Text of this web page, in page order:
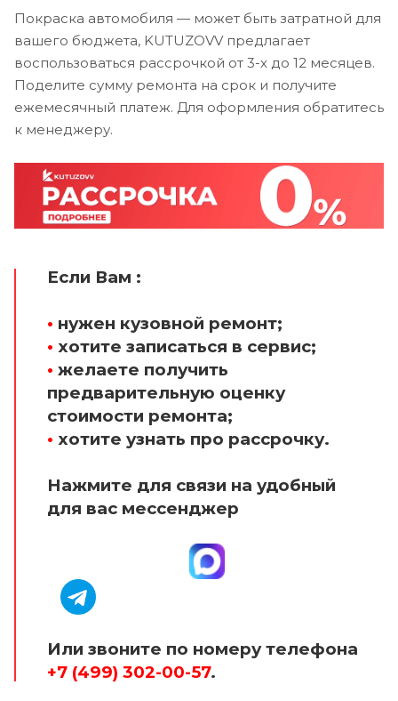
Покраска автомобиля — может быть затратной для
вашего бюджета, KUTUZOVV предлагает
воспользоваться рассрочкой от 3-х до 12 месяцев.
Поделите сумму ремонта на срок и получите
ежемесячный платеж. Для оформления обратитесь
к менеджеру.
Если Вам :
• нужен кузовной ремонт;
• хотите записаться в сервис;
• желаете получить
предварительную оценку
стоимости ремонта;
• хотите узнать про рассрочку.
Нажмите для связи на удобный
для вас мессенджер
Или звоните по номеру телефона
+7 (499) 302-00-57.